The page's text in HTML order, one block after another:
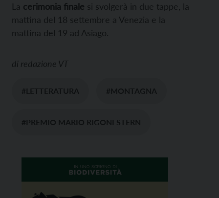
La cerimonia finale si svolgerà in due tappe, la
mattina del 18 settembre a Venezia e la
mattina del 19 ad Asiago.
di redazione VT
#LETTERATURA #MONTAGNA
#PREMIO MARIO RIGONI STERN